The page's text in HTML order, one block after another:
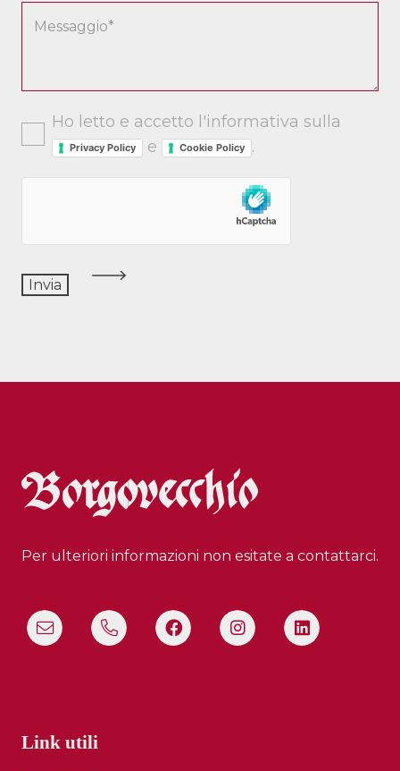
Ho letto e accetto l'informativa sulla
Privacy Policy e Cookie Policy .
Per ulteriori informazioni non esitate a contattarci.
Link utili